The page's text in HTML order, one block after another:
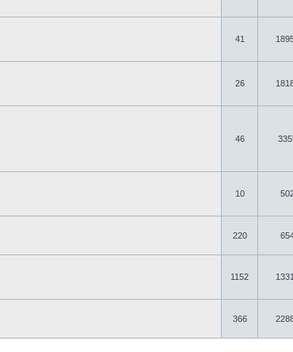
41
26
46
10
220
1152
366